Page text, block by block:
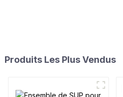
Produits Les Plus Vendus